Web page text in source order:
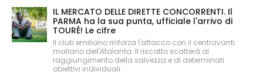
IL MERCATO DELLE DIRETTE CONCORRENTI. Il
PARMA ha la sua punta, ufficiale l'arrivo di
TOURÉ! Le cifre
Il club emiliano rinforza l'attacco con il centravanti
maliano dell'Atalanta. Il riscatto scatterà al
raggiungimento della salvezza e di determinati
obiettivi individuali.